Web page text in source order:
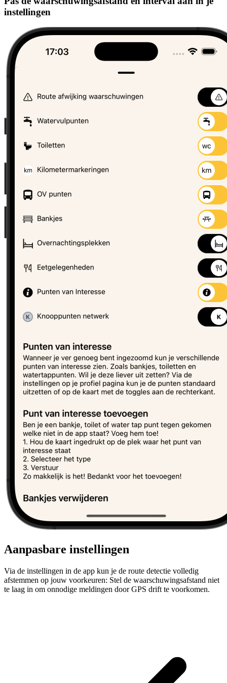
instellingen
Aanpasbare instellingen
Via de instellingen in de app kun je de route detectie volledig
afstemmen op jouw voorkeuren: Stel de waarschuwingsafstand niet
te laag in om onnodige meldingen door GPS drift te voorkomen.